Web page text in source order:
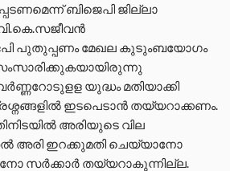
ബിജെപി ജില്ലാ
പുതുപ്പണം മേഖല കുടുംബയോഗം
യുദ്ധം മതിയാക്കി
ഇടപെടാൻ തയ്യറാക്കണം.
അരിയുടെ വില
അരി ഇറക്കുമതി ചെയ്യാനോ
സർക്കാർ തയ്യറാകുന്നില്ല.